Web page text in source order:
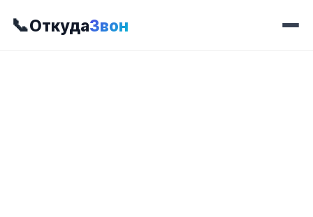
📞ОткудаЗвон